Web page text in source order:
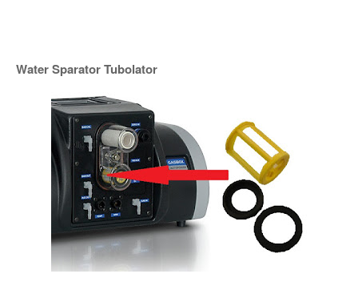
Water Sparator Tubolator